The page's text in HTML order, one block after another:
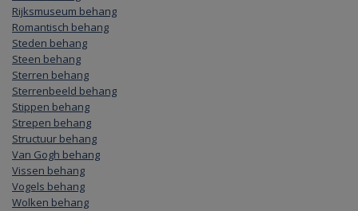
Rijksmuseum behang
Romantisch behang
Steden behang
Steen behang
Sterren behang
Sterrenbeeld behang
Stippen behang
Strepen behang
Structuur behang
Van Gogh behang
Vissen behang
Vogels behang
Wolken behang